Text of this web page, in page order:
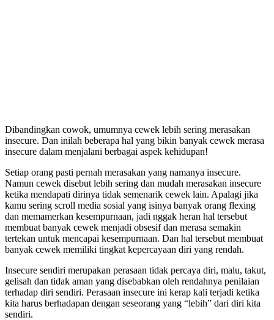
Dibandingkan cowok, umumnya cewek lebih sering merasakan
insecure. Dan inilah beberapa hal yang bikin banyak cewek merasa
insecure dalam menjalani berbagai aspek kehidupan!
Setiap orang pasti pernah merasakan yang namanya insecure.
Namun cewek disebut lebih sering dan mudah merasakan insecure
ketika mendapati dirinya tidak semenarik cewek lain. Apalagi jika
kamu sering scroll media sosial yang isinya banyak orang flexing
dan memamerkan kesempurnaan, jadi nggak heran hal tersebut
membuat banyak cewek menjadi obsesif dan merasa semakin
tertekan untuk mencapai kesempurnaan. Dan hal tersebut membuat
banyak cewek memiliki tingkat kepercayaan diri yang rendah.
Insecure sendiri merupakan perasaan tidak percaya diri, malu, takut,
gelisah dan tidak aman yang disebabkan oleh rendahnya penilaian
terhadap diri sendiri. Perasaan insecure ini kerap kali terjadi ketika
kita harus berhadapan dengan seseorang yang “lebih” dari diri kita
sendiri.